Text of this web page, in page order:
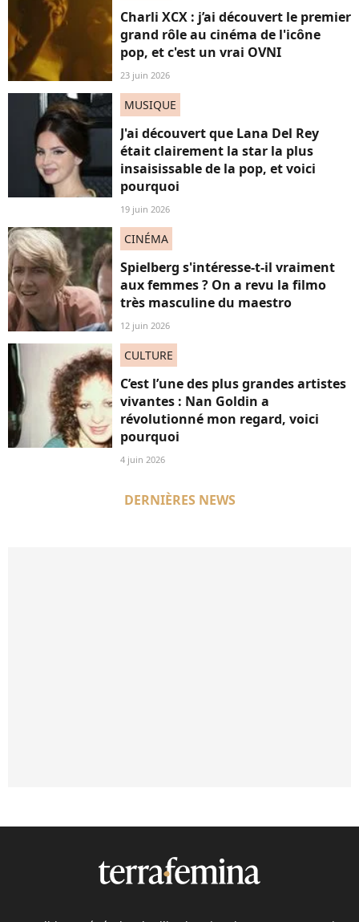
Charli XCX : j’ai découvert le premier
grand rôle au cinéma de l'icône
pop, et c'est un vrai OVNI
23 juin 2026
MUSIQUE
J'ai découvert que Lana Del Rey
était clairement la star la plus
insaisissable de la pop, et voici
pourquoi
19 juin 2026
CINÉMA
Spielberg s'intéresse-t-il vraiment
aux femmes ? On a revu la filmo
très masculine du maestro
12 juin 2026
CULTURE
C’est l’une des plus grandes artistes
vivantes : Nan Goldin a
révolutionné mon regard, voici
pourquoi
4 juin 2026
DERNIÈRES NEWS